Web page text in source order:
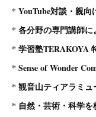
* YouTube対談・親向
* 各分野の専門講師
* 学習塾TERAKOYA
* Sense of Wonder
* 観音山ティアラミ
* 自然・芸術・科学